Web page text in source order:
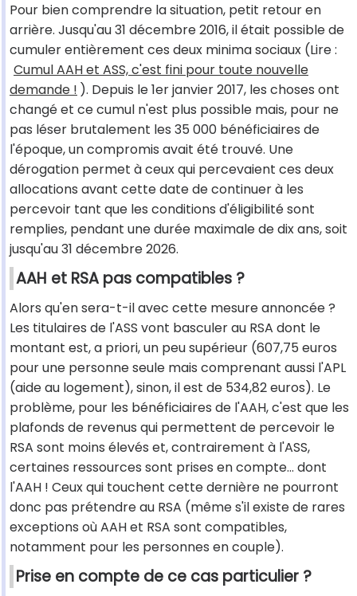
Pour bien comprendre la situation, petit retour en
arrière. Jusqu'au 31 décembre 2016, il était possible de
cumuler entièrement ces deux minima sociaux (Lire :
Cumul AAH et ASS, c'est fini pour toute nouvelle
demande ! ). Depuis le 1er janvier 2017, les choses ont
changé et ce cumul n'est plus possible mais, pour ne
pas léser brutalement les 35 000 bénéficiaires de
l'époque, un compromis avait été trouvé. Une
dérogation permet à ceux qui percevaient ces deux
allocations avant cette date de continuer à les
percevoir tant que les conditions d'éligibilité sont
remplies, pendant une durée maximale de dix ans, soit
jusqu'au 31 décembre 2026.
AAH et RSA pas compatibles ?
Alors qu'en sera-t-il avec cette mesure annoncée ?
Les titulaires de l'ASS vont basculer au RSA dont le
montant est, a priori, un peu supérieur (607,75 euros
pour une personne seule mais comprenant aussi l'APL
(aide au logement), sinon, il est de 534,82 euros). Le
problème, pour les bénéficiaires de l'AAH, c'est que les
plafonds de revenus qui permettent de percevoir le
RSA sont moins élevés et, contrairement à l'ASS,
certaines ressources sont prises en compte… dont
l'AAH ! Ceux qui touchent cette dernière ne pourront
donc pas prétendre au RSA (même s'il existe de rares
exceptions où AAH et RSA sont compatibles,
notamment pour les personnes en couple).
Prise en compte de ce cas particulier ?